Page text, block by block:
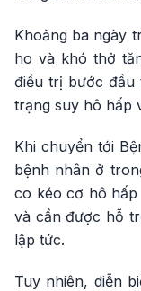
Khoảng ba ngày
ho và khó thở
điều trị bước đầu
trạng suy hô hấp
Khi chuyển tới
bệnh nhân ở
co kéo cơ hô hấp
và cần được hỗ
lập tức.
Tuy nhiên, diễn